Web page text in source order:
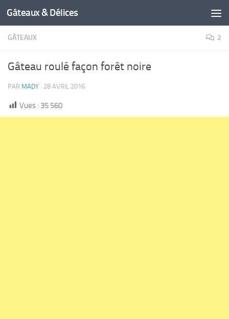
Gâteaux & Délices
GÂTEAUX 2
Gâteau roulé façon forêt noire
PAR MADY · 28 AVRIL 2016
Vues : 35 560